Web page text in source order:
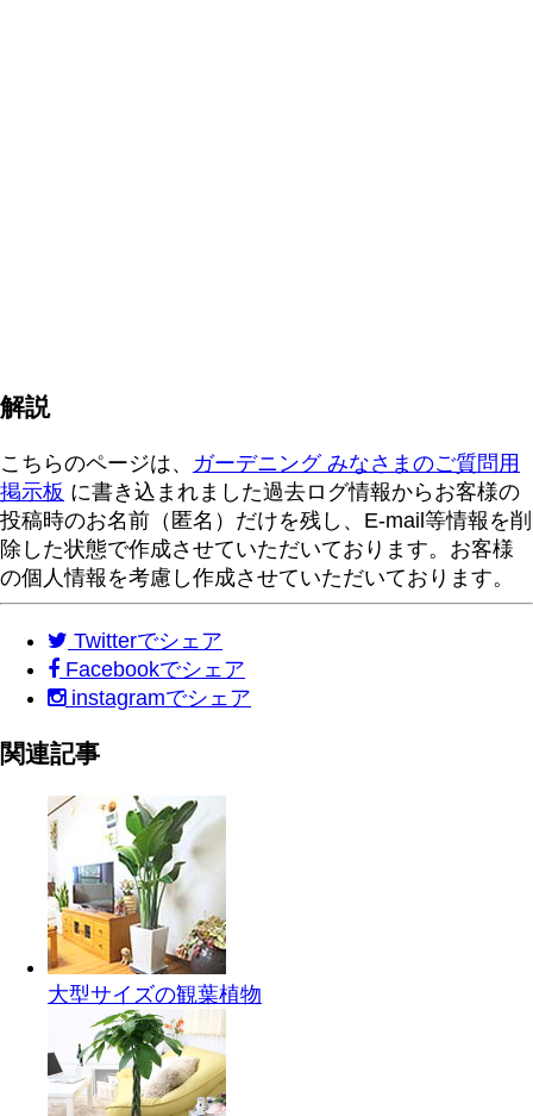
解説
こちらのページは、 ガーデニング みなさまのご質問用
掲示板 に書き込まれました過去ログ情報からお客様の
投稿時のお名前（匿名）だけを残し、E-mail等情報を削
除した状態で作成させていただいております。お客様
の個人情報を考慮し作成させていただいております。
Twitterでシェア
Facebookでシェア
instagramでシェア
関連記事
大型サイズの観葉植物